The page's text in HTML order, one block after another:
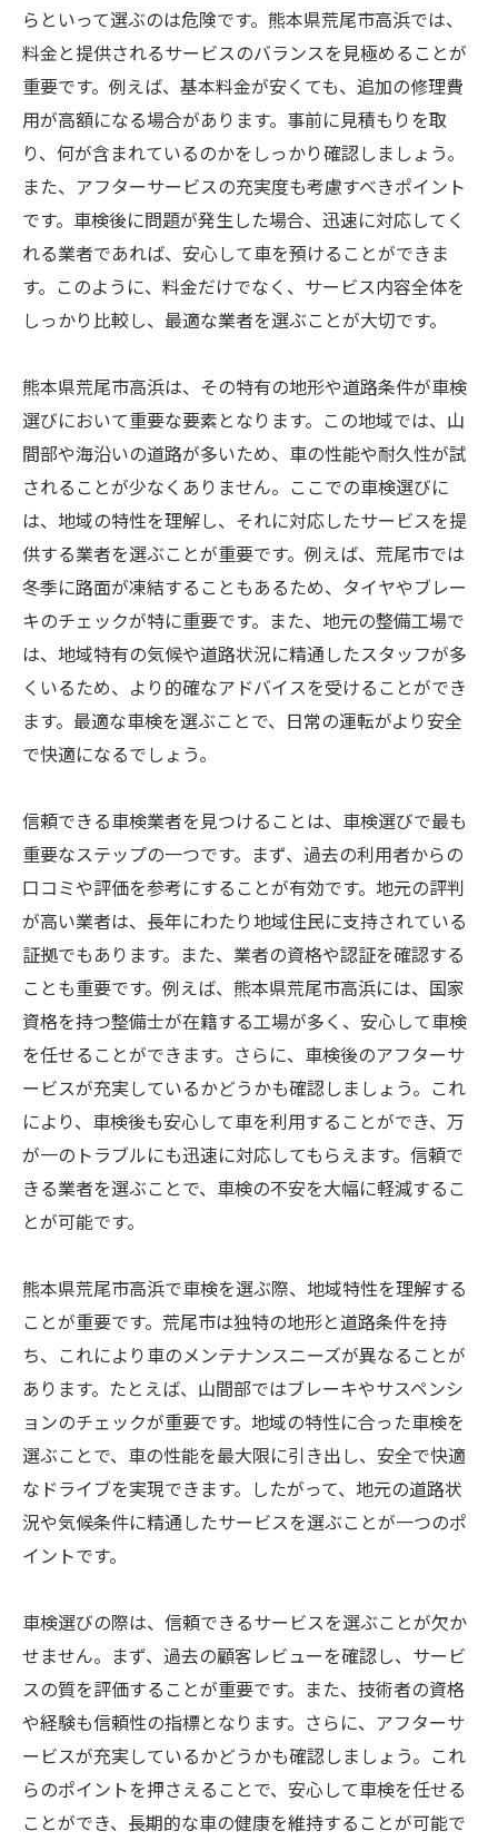
らといって選ぶのは危険です。熊本県荒尾市高浜では、
料金と提供されるサービスのバランスを見極めることが
重要です。例えば、基本料金が安くても、追加の修理費
用が高額になる場合があります。事前に見積もりを取
り、何が含まれているのかをしっかり確認しましょう。
また、アフターサービスの充実度も考慮すべきポイント
です。車検後に問題が発生した場合、迅速に対応してく
れる業者であれば、安心して車を預けることができま
す。このように、料金だけでなく、サービス内容全体を
しっかり比較し、最適な業者を選ぶことが大切です。
熊本県荒尾市高浜は、その特有の地形や道路条件が車検
選びにおいて重要な要素となります。この地域では、山
間部や海沿いの道路が多いため、車の性能や耐久性が試
されることが少なくありません。ここでの車検選びに
は、地域の特性を理解し、それに対応したサービスを提
供する業者を選ぶことが重要です。例えば、荒尾市では
冬季に路面が凍結することもあるため、タイヤやブレー
キのチェックが特に重要です。また、地元の整備工場で
は、地域特有の気候や道路状況に精通したスタッフが多
くいるため、より的確なアドバイスを受けることができ
ます。最適な車検を選ぶことで、日常の運転がより安全
で快適になるでしょう。
信頼できる車検業者を見つけることは、車検選びで最も
重要なステップの一つです。まず、過去の利用者からの
口コミや評価を参考にすることが有効です。地元の評判
が高い業者は、長年にわたり地域住民に支持されている
証拠でもあります。また、業者の資格や認証を確認する
ことも重要です。例えば、熊本県荒尾市高浜には、国家
資格を持つ整備士が在籍する工場が多く、安心して車検
を任せることができます。さらに、車検後のアフターサ
ービスが充実しているかどうかも確認しましょう。これ
により、車検後も安心して車を利用することができ、万
が一のトラブルにも迅速に対応してもらえます。信頼で
きる業者を選ぶことで、車検の不安を大幅に軽減するこ
とが可能です。
熊本県荒尾市高浜で車検を選ぶ際、地域特性を理解する
ことが重要です。荒尾市は独特の地形と道路条件を持
ち、これにより車のメンテナンスニーズが異なることが
あります。たとえば、山間部ではブレーキやサスペンシ
ョンのチェックが重要です。地域の特性に合った車検を
選ぶことで、車の性能を最大限に引き出し、安全で快適
なドライブを実現できます。したがって、地元の道路状
況や気候条件に精通したサービスを選ぶことが一つのポ
イントです。
車検選びの際は、信頼できるサービスを選ぶことが欠か
せません。まず、過去の顧客レビューを確認し、サービ
スの質を評価することが重要です。また、技術者の資格
や経験も信頼性の指標となります。さらに、アフターサ
ービスが充実しているかどうかも確認しましょう。これ
らのポイントを押さえることで、安心して車検を任せる
ことができ、長期的な車の健康を維持することが可能で